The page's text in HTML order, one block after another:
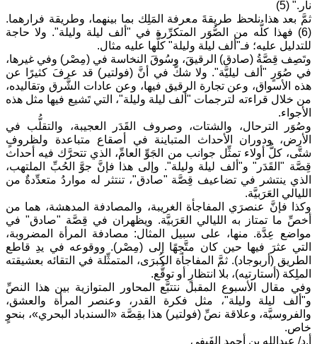
نار." (5)
ثمَّ بعد هذا نلحظ طريقةَ معرفة المَلِك بما بينهما، وطريقة فرارهما.
(6) فهذا كلُّه من الصُّوَر المتكرِّرة في "ألف ليلة وليلة". ولا حاجة
للتدليل عليه؛ فـ"ألف ليلة وليلة" كلُّها عليه مثال.
وتَصِف قِصَّةُ (صادق) الرقيقَ، وسُوقَ النخاسة في (مِصْر) وفي غيرها،
في صُوَرٍ "ألف ليليَّة". ولا شكَّ في أنَّ (فولتير) قد عرفَ كثيرًا عن
هذه الأسواق، وعن تجارة الرقيق فيها، وعن عادات الشَّرق وتقاليده،
من خلال قراءته لترجمات "ألف ليلة وليلة"، التي تَشيع فيها مثل هذه
الأجواء.
وصُوَر الترحال، والشتات، وصروف القَدَر العجيبة، والتقلُّب في
الأرض، ودوران الأحداث المتباينة في أصقاع متباعدة ولظروفٍ
شتَّى، كلُّ أولاء تمثِّل جوانب من الجَوِّ العامِّ، الذي تتحرَّك فيه أحداث
قِصَّة "القَدَر" و"ألف ليلة وليلة". وإلى هذا فإنَّ جوَّ الحُبِّ الملتهب،
الذي ينتشر في تضاعيف قِصَّة "صادق"، تنتثر له مواردُ متعدِّدةٌ من
الليالي العَرَبيَّة.
وكذا فإنَّ عنصرَي المفاجأة الغريبة، والمصادفة المدهشة، هما من
أخصِّ ما تمتاز به الليالي العَرَبيَّة. ويظهران في قِصَّة "صادق" في
مواضع عِدَّة. منها، على سبيل المثال: مصادفة المرأة المضروبة،
التي عثرَ فيها حين كان متَّجِهًا إلى (مِصْر). ووقوعه في يدِ قاطع
الطريق (أربوجاد). ثمَّ المفاجأة الكُبرَى، المتمثِّلة في التقائه بعشيقته
الملِكة (أستارتيه)، بلا انتظارٍ أو توقُّع.
وفي مقال الأسبوع المقبل نتتبَّع المحاور المتوازية بين هذا النصِّ
و"ألف ليلة وليلة"، مثل فكرة القدر، وعنصر المرأة والعشق،
والفروسيَّة، وعلاقة نصِّ (فولتير) هذا بقِصَّة «السندباد البحري»، بنحوٍ
خاص.
أ.د/ عبدالله بن أحمد الفَيفي